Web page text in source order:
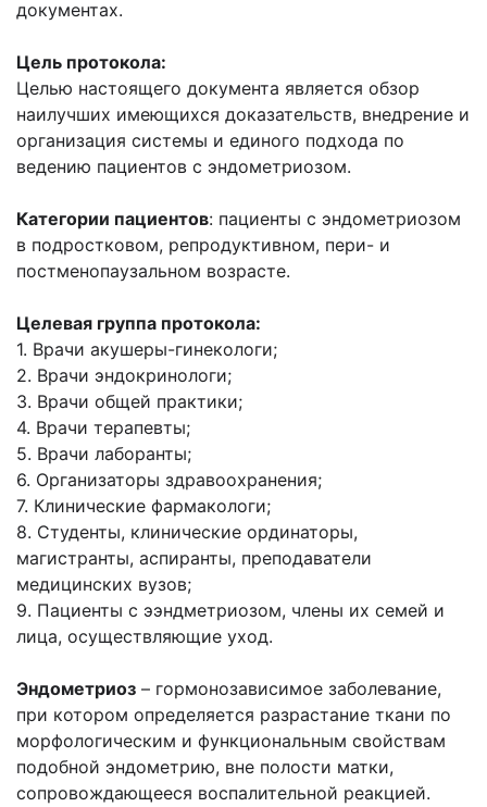
документах.
Цель протокола:
Целью настоящего документа является обзор
наилучших имеющихся доказательств, внедрение и
организация системы и единого подхода по
ведению пациентов с эндометриозом.
Категории пациентов: пациенты с эндометриозом
в подростковом, репродуктивном, пери- и
постменопаузальном возрасте.
Целевая группа протокола:
1. Врачи акушеры-гинекологи;
2. Врачи эндокринологи;
3. Врачи общей практики;
4. Врачи терапевты;
5. Врачи лаборанты;
6. Организаторы здравоохранения;
7. Клинические фармакологи;
8. Студенты, клинические ординаторы,
магистранты, аспиранты, преподаватели
медицинских вузов;
9. Пациенты с ээндметриозом, члены их семей и
лица, осуществляющие уход.
Эндометриоз – гормонозависимое заболевание,
при котором определяется разрастание ткани по
морфологическим и функциональным свойствам
подобной эндометрию, вне полости матки,
сопровождающееся воспалительной реакцией.